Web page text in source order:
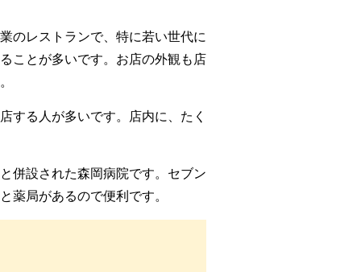
のレストランで、特に若い世代に
ことが多いです。お店の外観も店
する人が多いです。店内に、たく
併設された森岡病院です。セブン
薬局があるので便利です。